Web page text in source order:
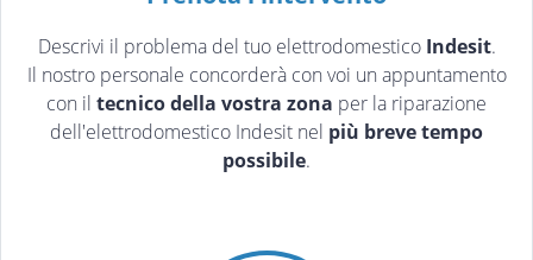
Descrivi il problema del tuo elettrodomestico Indesit.
Il nostro personale concorderà con voi un appuntamento
con il tecnico della vostra zona per la riparazione
dell'elettrodomestico Indesit nel più breve tempo
possibile.